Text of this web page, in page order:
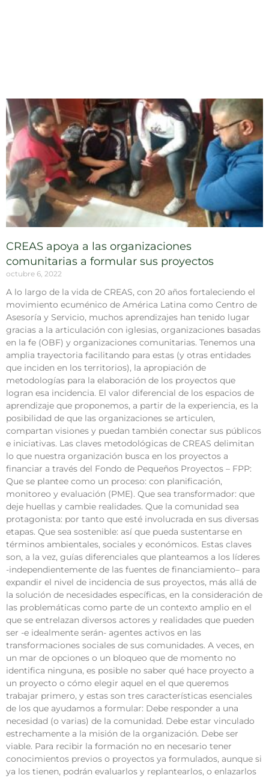
CREAS apoya a las organizaciones
comunitarias a formular sus proyectos
octubre 6, 2022
A lo largo de la vida de CREAS, con 20 años fortaleciendo el
movimiento ecuménico de América Latina como Centro de
Asesoría y Servicio, muchos aprendizajes han tenido lugar
gracias a la articulación con iglesias, organizaciones basadas
en la fe (OBF) y organizaciones comunitarias. Tenemos una
amplia trayectoria facilitando para estas (y otras entidades
que inciden en los territorios), la apropiación de
metodologías para la elaboración de los proyectos que
logran esa incidencia. El valor diferencial de los espacios de
aprendizaje que proponemos, a partir de la experiencia, es la
posibilidad de que las organizaciones se articulen,
compartan visiones y puedan también conectar sus públicos
e iniciativas. Las claves metodológicas de CREAS delimitan
lo que nuestra organización busca en los proyectos a
financiar a través del Fondo de Pequeños Proyectos – FPP:
Que se plantee como un proceso: con planificación,
monitoreo y evaluación (PME). Que sea transformador: que
deje huellas y cambie realidades. Que la comunidad sea
protagonista: por tanto que esté involucrada en sus diversas
etapas. Que sea sostenible: así que pueda sustentarse en
términos ambientales, sociales y económicos. Estas claves
son, a la vez, guías diferenciales que planteamos a los líderes
-independientemente de las fuentes de financiamiento– para
expandir el nivel de incidencia de sus proyectos, más allá de
la solución de necesidades específicas, en la consideración de
las problemáticas como parte de un contexto amplio en el
que se entrelazan diversos actores y realidades que pueden
ser -e idealmente serán- agentes activos en las
transformaciones sociales de sus comunidades. A veces, en
un mar de opciones o un bloqueo que de momento no
identifica ninguna, es posible no saber qué hace proyecto a
un proyecto o cómo elegir aquel en el que queremos
trabajar primero, y estas son tres características esenciales
de los que ayudamos a formular: Debe responder a una
necesidad (o varias) de la comunidad. Debe estar vinculado
estrechamente a la misión de la organización. Debe ser
viable. Para recibir la formación no en necesario tener
conocimientos previos o proyectos ya formulados, aunque si
ya los tienen, podrán evaluarlos y replantearlos, o enlazarlos